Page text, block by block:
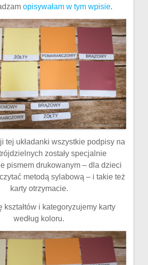
opisywałam w tym wpisie.
tej układanki wszystkie podpisy na
zostały specjalnie
pismem drukowanym – dla dzieci
metodą sylabową – i takie też
karty otrzymacie.
kształtów i kategoryzujemy karty
według koloru.